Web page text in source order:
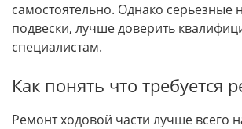
самостоятельно. Однако серьезные
подвески, лучше доверить
специалистам.
Как понять что требуется
Ремонт ходовой части лучше всего